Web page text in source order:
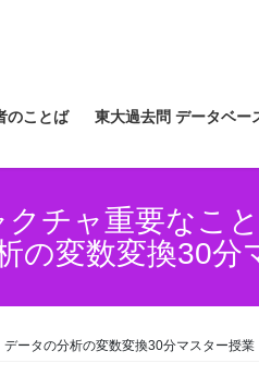
のことば 東大過去問 データベー
チャ重要なこ
変数変換30分
ータの分析の変数変換30分マスター授業